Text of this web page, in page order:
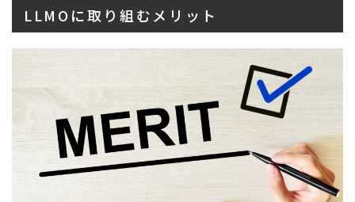
LLMOに取り組むメリット